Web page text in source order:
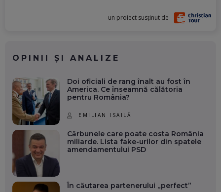
un proiect susținut de
OPINII ȘI ANALIZE
Doi oficiali de rang înalt au fost în
America. Ce înseamnă călătoria
pentru România?
EMILIAN ISAILĂ
Cărbunele care poate costa România
miliarde. Lista fake-urilor din spatele
amendamentului PSD
În căutarea partenerului „perfect”